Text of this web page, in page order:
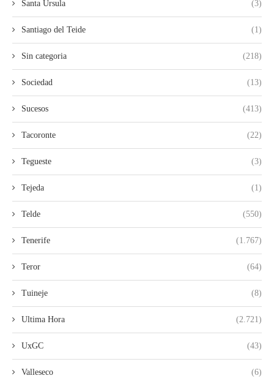
Santa Ursula (3)
Santiago del Teide (1)
Sin categoria (218)
Sociedad (13)
Sucesos (413)
Tacoronte (22)
Tegueste (3)
Tejeda (1)
Telde (550)
Tenerife (1.767)
Teror (64)
Tuineje (8)
Ultima Hora (2.721)
UxGC (43)
Valleseco (6)